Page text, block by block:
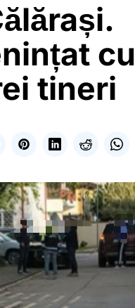
cu
tineri